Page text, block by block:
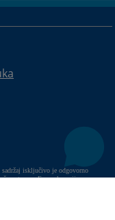
sadržaj isključivo je odgovorno
stavove Evropske unije.